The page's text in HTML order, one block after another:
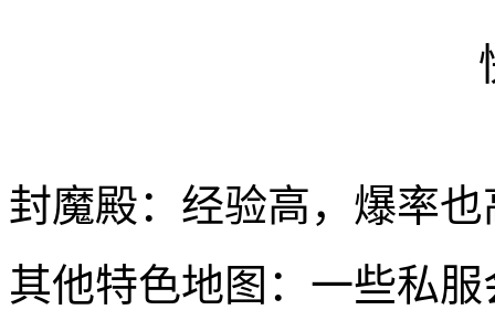
封魔殿：经验高，爆率
其他特色地图：一些私